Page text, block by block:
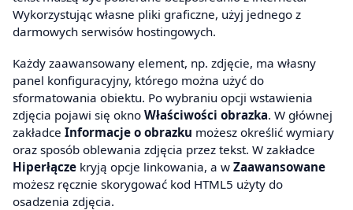
Wykorzystując własne pliki graficzne, użyj jednego z
darmowych serwisów hostingowych.
Każdy zaawansowany element, np. zdjęcie, ma własny
panel konfiguracyjny, którego można użyć do
sformatowania obiektu. Po wybraniu opcji wstawienia
zdjęcia pojawi się okno Właściwości obrazka. W głównej
zakładce Informacje o obrazku możesz określić wymiary
oraz sposób oblewania zdjęcia przez tekst. W zakładce
Hiperłącze kryją opcje linkowania, a w Zaawansowane
możesz ręcznie skorygować kod HTML5 użyty do
osadzenia zdjęcia.